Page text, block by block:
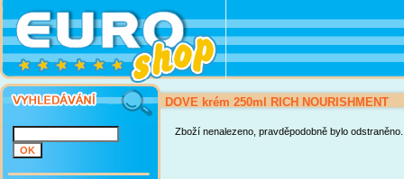
DOVE krém 250ml RICH NOURISHMENT
Zboží nenalezeno, pravděpodobně bylo odstraněno.